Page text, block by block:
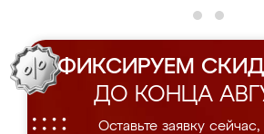
ФИКСИРУЕМ
ДО КОНЦА
Оставьте заявку сейчас,